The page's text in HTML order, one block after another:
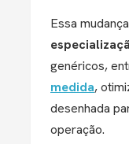
Essa
genéricos,
medida,
desenhada
operação.